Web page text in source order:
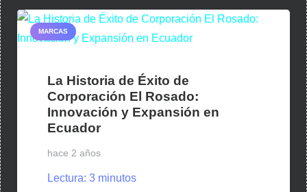
MARCAS
La Historia de Éxito de
Corporación El Rosado:
Innovación y Expansión en
Ecuador
hace 2 años
Lectura: 3 minutos